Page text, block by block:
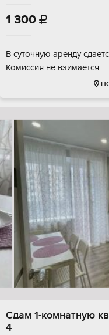
1 300 
В суточную аренду
Комиссия не взимается.
Сдам 1-комнатную
4